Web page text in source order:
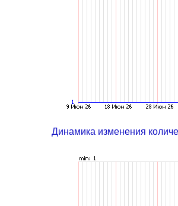
Динамика изменения